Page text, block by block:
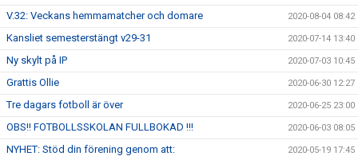
V.32: Veckans hemmamatcher och domare 2020-08-04 08:42
Kansliet semesterstängt v29-31 2020-07-14 13:40
Ny skylt på IP 2020-07-03 10:45
Grattis Ollie 2020-06-30 12:27
Tre dagars fotboll är över 2020-06-25 23:00
OBS!! FOTBOLLSSKOLAN FULLBOKAD !!! 2020-06-03 08:05
NYHET: Stöd din förening genom att: 2020-05-19 17:45